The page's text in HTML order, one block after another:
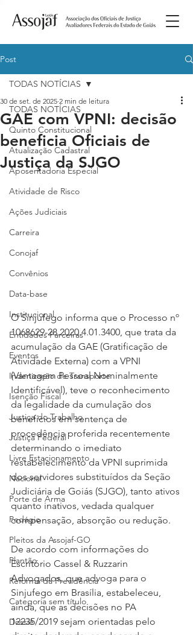
Post
TODAS NOTÍCIAS
Quinto Constitucional
Atualização Cadastral
Aposentadoria Especial
Atividade de Risco
Ações Judiciais
Carreira
Conojaf
Convênios
Data-base
Institucional
Entidades Parceiras
Eventos
Indenização de Transporte
Isenção Fiscal
Justiça do Trabalho
Justiça Federal
Livre Estacionamento
Nacional
Porte de Arma
Pedágio
Pleitos da Assojaf-GO
Plantão
Reforma da Previdência
Categoria sem título
Dossiê
TODAS NOTÍCIAS
GAE com VPNI: decisão
beneficia Oficiais de
Justiça da SJGO
30 de set. de 2025 2 min de leitura
O Sinjufego informa que o Processo nº
1068629-28.2020.4.01.3400, que trata da
acumulação da GAE (Gratificação de
Atividade Externa) com a VPNI
(Vantagem Pessoal Nominalmente
Identificável), teve o reconhecimento
da legalidade da cumulação dos
benefícios em sentença de
procedência proferida recentemente
determinando o imediato
restabelecimento da VPNI suprimida
dos servidores substituídos da Seção
Judiciária de Goiás (SJGO), tanto ativos
quanto inativos, vedada qualquer
compensação, absorção ou redução.
De acordo com informações do
Escritório Cassel & Ruzzarin
Advogados, que advoga para o
Sinjufego em Brasília, estabeleceu,
ainda, que as decisões no PA
12235/2019 sejam orientadas pelo